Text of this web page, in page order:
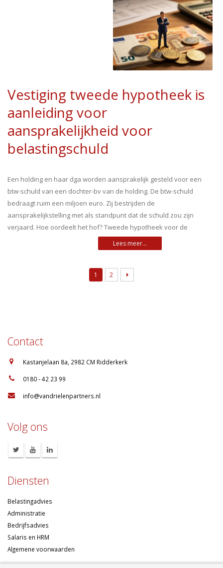
Vestiging tweede hypotheek is
aanleiding voor
aansprakelijkheid voor
belastingschuld
Een holding en haar dga worden aansprakelijk gesteld voor een
btw-schuld van een dochter-bv van de holding. De btw-schuld
bedraagt ruim een miljoen euro. Zij bestrijden de
aansprakelijkstelling met als standpunt dat de schuld zou zijn
verjaard. Hoe oordeelt het hof? Tweede hypotheek voor de
1 2
Contact
Kastanjelaan 8a, 2982 CM Ridderkerk
0180 - 42 23 99
info@vandrielenpartners.nl
Volg ons
Diensten
Belastingadvies
Administratie
Bedrijfsadvies
Salaris en HRM
Algemene voorwaarden